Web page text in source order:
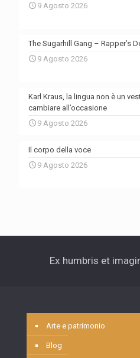
9 Agosto 2026
The Sugarhill Gang – Rapper’s
9 Agosto 2026
Karl Kraus, la lingua non è un
cambiare all’occasione
9 Agosto 2026
Il corpo della voce
9 Agosto 2026
Ex humbris et
Arte e patrimonio
Blog